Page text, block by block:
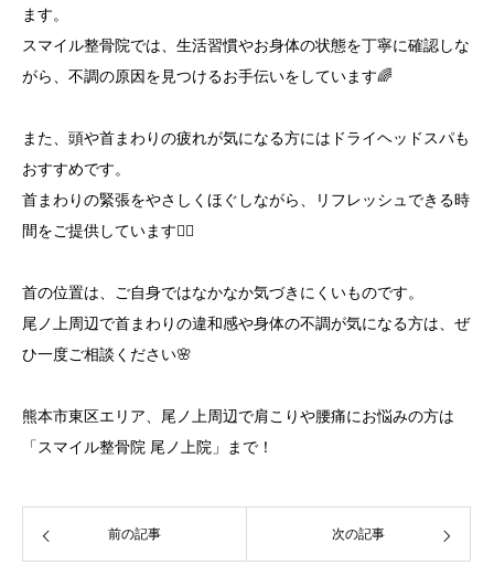
ます。
スマイル整骨院では、生活習慣やお身体の状態を丁寧に確認しな
がら、不調の原因を見つけるお手伝いをしています🌈
また、頭や首まわりの疲れが気になる方にはドライヘッドスパも
おすすめです。
首まわりの緊張をやさしくほぐしながら、リフレッシュできる時
間をご提供しています💆‍♀️
首の位置は、ご自身ではなかなか気づきにくいものです。
尾ノ上周辺で首まわりの違和感や身体の不調が気になる方は、ぜ
ひ一度ご相談ください🌸
熊本市東区エリア、尾ノ上周辺で肩こりや腰痛にお悩みの方は
「スマイル整骨院 尾ノ上院」まで！
前の記事 次の記事